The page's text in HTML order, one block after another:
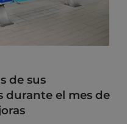
de sus
durante el mes de